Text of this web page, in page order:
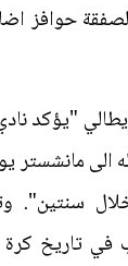
حوافز
"يؤكد
سنتين".
في تاريخ